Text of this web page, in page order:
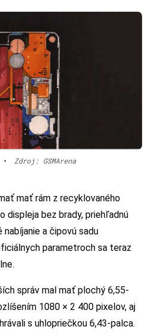
• Zdroj: GSMArena
mať rám z recyklovaného
displeja bez brady, priehľadnú
a čipovú sadu
parametroch sa teraz
správ mal mať plochý 6,55-
1080 × 2 400 pixelov, aj
s uhlopriečkou 6,43-palca.